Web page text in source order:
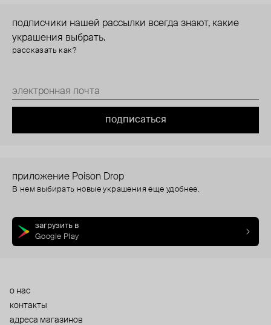
подписчики нашей рассылки всегда знают, какие
украшения выбрать.
рассказать как?
подписаться
приложение Poison Drop
В нем выбирать новые украшения еще удобнее.
загрузить в
Google Play
о нас
контакты
адреса магазинов